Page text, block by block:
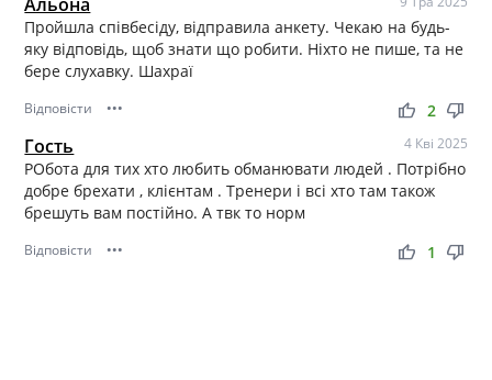
Пройшла співбесіду, відправила анкету. Чекаю на будь-
яку відповідь, щоб знати що робити. Ніхто не пише, та не
бере слухавку. Шахраї
Відповісти ••• thumb_up thumb_down
2
Гость 4 Кві 2025
РОбота для тих хто любить обманювати людей . Потрібно
добре брехати , клієнтам . Тренери і всі хто там також
брешуть вам постійно. А твк то норм
Відповісти ••• thumb_up thumb_down
1